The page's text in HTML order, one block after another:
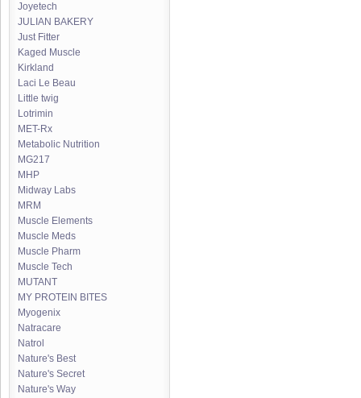
Joyetech
JULIAN BAKERY
Just Fitter
Kaged Muscle
Kirkland
Laci Le Beau
Little twig
Lotrimin
MET-Rx
Metabolic Nutrition
MG217
MHP
Midway Labs
MRM
Muscle Elements
Muscle Meds
Muscle Pharm
Muscle Tech
MUTANT
MY PROTEIN BITES
Myogenix
Natracare
Natrol
Nature's Best
Nature's Secret
Nature's Way